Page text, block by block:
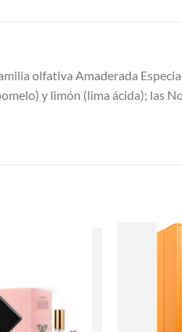
olfativa Amaderada
y limón (lima ácida); las
DESEOS